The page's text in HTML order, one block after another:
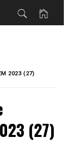
2023 (27)
(27)